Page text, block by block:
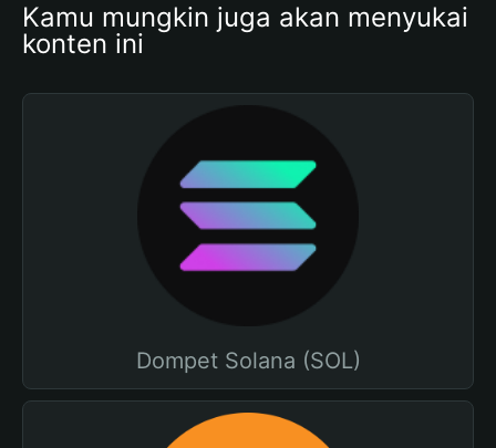
Kamu mungkin juga akan menyukai
konten ini
Dompet Solana (SOL)